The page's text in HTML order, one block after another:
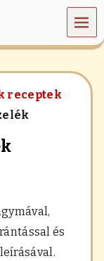
MEN
Ü
receptek
és